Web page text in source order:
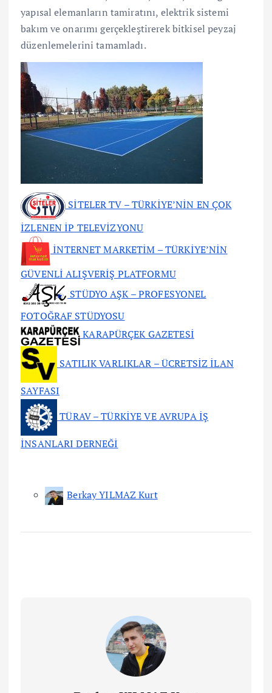
yapısal elemanların tamiratını, elektrik sistemi
bakım ve onarımı gerçekleştirerek bitkisel peyzaj
düzenlemelerini tamamladı.
SİTELER TV – TÜRKİYE’NİN EN ÇOK
İZLENEN İP TELEVİZYONU
İNTERNET MARKETİM – TÜRKİYE’NİN
GÜVENLİ ALIŞVERİŞ PLATFORMU
STÜDYO AŞK – PROFESYONEL
FOTOĞRAF STÜDYOSU
KARAPÜRÇEK GAZETESİ
SATILIK VARLIKLAR – ÜCRETSİZ İLAN
SAYFASI
TÜRAV – TÜRKİYE VE AVRUPA İŞ
İNSANLARI DERNEĞİ
Berkay YILMAZ Kurt